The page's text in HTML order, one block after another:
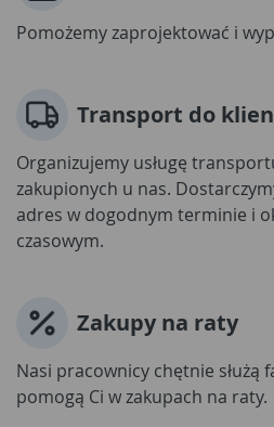
Pomożemy zaprojektować i
Transport do
Organizujemy usługę
zakupionych u nas.
adres w dogodnym terminie i
czasowym.
Zakupy na raty
Nasi pracownicy chętnie służą
pomogą Ci w zakupach na raty.